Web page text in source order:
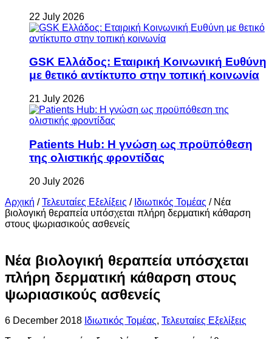
22 July 2026
GSK Ελλάδος: Εταιρική Κοινωνική Ευθύνη
με θετικό αντίκτυπο στην τοπική κοινωνία
21 July 2026
Patients Hub: Η γνώση ως προϋπόθεση
της ολιστικής φροντίδας
20 July 2026
Αρχική / Τελευταίες Εξελίξεις / Ιδιωτικός Τομέας / Νέα
βιολογική θεραπεία υπόσχεται πλήρη δερματική κάθαρση
στους ψωριασικούς ασθενείς
Νέα βιολογική θεραπεία υπόσχεται
πλήρη δερματική κάθαρση στους
ψωριασικούς ασθενείς
6 December 2018 Ιδιωτικός Τομέας, Τελευταίες Εξελίξεις